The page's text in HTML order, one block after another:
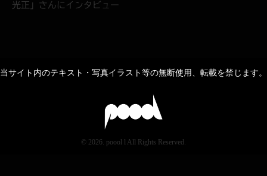
光正」さんにインタビュー
当サイト内のテキスト・写真イラスト等の無断使用、転載を禁じます。
© 2026. poool l All Rights Reserved.